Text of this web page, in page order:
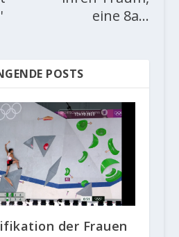
eine 8a...
POSTS
der Frauen